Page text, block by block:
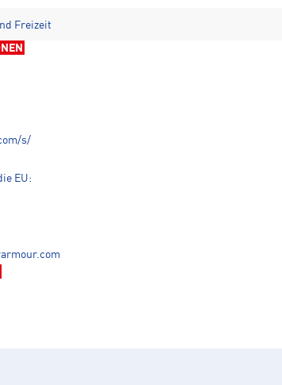
Freizeit
s/
EU: